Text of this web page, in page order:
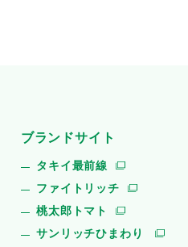
ブランドサイト
タキイ最前線
ファイトリッチ
桃太郎トマト
サンリッチひまわり